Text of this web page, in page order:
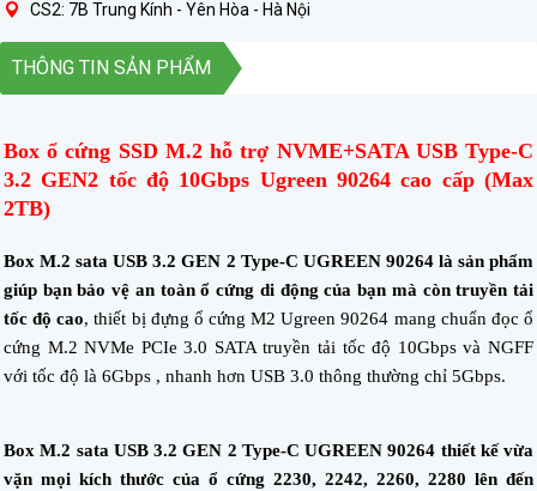
CS2: 7B Trung Kính - Yên Hòa - Hà Nội
THÔNG TIN SẢN PHẨM
Box ổ cứng SSD M.2 hỗ trợ NVME+SATA USB Type-C
3.2 GEN2 tốc độ 10Gbps Ugreen 90264 cao cấp (Max
2TB)
Box M.2 sata USB 3.2 GEN 2 Type-C UGREEN 90264 là sản phẩm
giúp bạn bảo vệ an toàn ổ cứng di động của bạn mà còn truyền tải
tốc độ cao, thiết bị đựng ổ cứng M2 Ugreen 90264 mang chuẩn đọc ổ
cứng M.2 NVMe PCIe 3.0 SATA truyền tải tốc độ 10Gbps và NGFF
với tốc độ là 6Gbps , nhanh hơn USB 3.0 thông thường chỉ 5Gbps.
Box M.2 sata USB 3.2 GEN 2 Type-C UGREEN 90264 thiết kế vừa
vặn mọi kích thước của ổ cứng 2230, 2242, 2260, 2280 lên đến